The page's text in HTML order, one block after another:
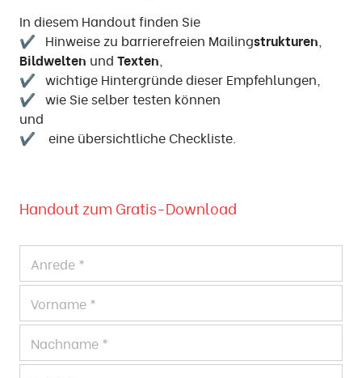
In diesem Handout finden Sie
✔ Hinweise zu barrierefreien Mailingstrukturen,
Bildwelten und Texten,
✔ wichtige Hintergründe dieser Empfehlungen,
✔ wie Sie selber testen können
und
✔ eine übersichtliche Checkliste.
Handout zum Gratis-Download